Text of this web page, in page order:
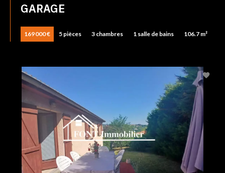
GARAGE
169 000 € 5 pièces 3 chambres 1 salle de bains 106.7 m²